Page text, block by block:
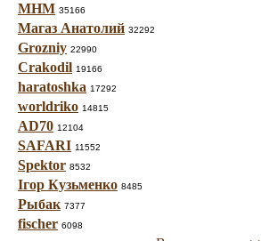
МНМ 35166
Магаз Анатолий 32292
Grozniy 22990
Crakodil 19166
haratoshka 17292
worldriko 14815
AD70 12104
SAFARI 11552
Spektor 8532
Ігор Кузьменко 8485
Рыбак 7377
fischer 6098